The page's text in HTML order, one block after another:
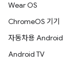
Wear OS
ChromeOS 기기
자동차용 Android
Android TV